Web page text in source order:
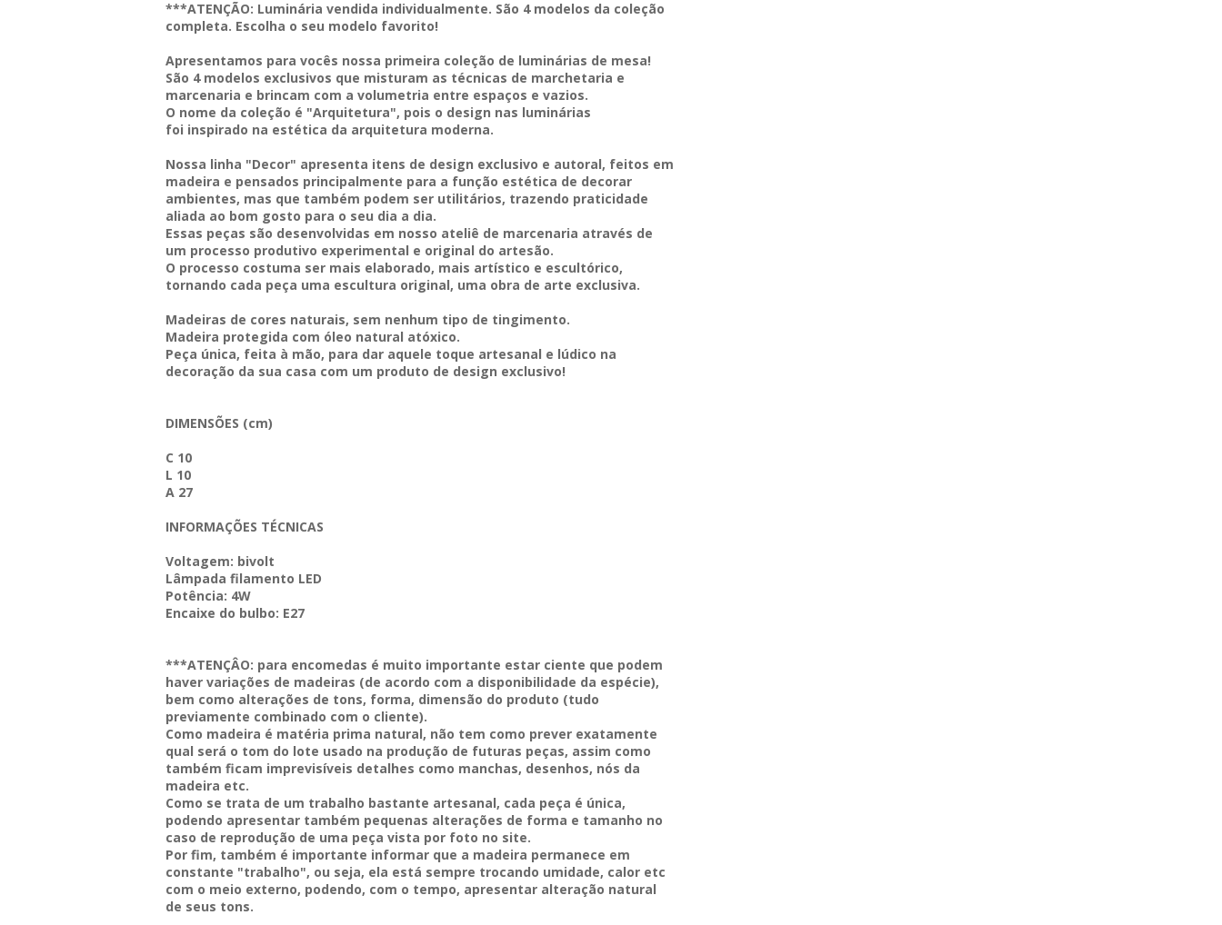
***ATENÇÃO: Luminária vendida individualmente. São 4 modelos da coleção
completa. Escolha o seu modelo favorito!
Apresentamos para vocês nossa primeira coleção de luminárias de mesa!
São 4 modelos exclusivos que misturam as técnicas de marchetaria e
marcenaria e brincam com a volumetria entre espaços e vazios.
O nome da coleção é "Arquitetura", pois o design nas luminárias
foi inspirado na estética da arquitetura moderna.
Nossa linha "Decor" apresenta itens de design exclusivo e autoral, feitos em
madeira e pensados principalmente para a função estética de decorar
ambientes, mas que também podem ser utilitários, trazendo praticidade
aliada ao bom gosto para o seu dia a dia.
Essas peças são desenvolvidas em nosso ateliê de marcenaria através de
um processo produtivo experimental e original do artesão.
O processo costuma ser mais elaborado, mais artístico e escultórico,
tornando cada peça uma escultura original, uma obra de arte exclusiva.
Madeiras de cores naturais, sem nenhum tipo de tingimento.
Madeira protegida com óleo natural atóxico.
Peça única, feita à mão, para dar aquele toque artesanal e lúdico na
decoração da sua casa com um produto de design exclusivo!
DIMENSÕES (cm)
C 10
L 10
A 27
INFORMAÇÕES TÉCNICAS
Voltagem: bivolt
Lâmpada filamento LED
Potência: 4W
Encaixe do bulbo: E27
***ATENÇÂO: para encomedas é muito importante estar ciente que podem
haver variações de madeiras (de acordo com a disponibilidade da espécie),
bem como alterações de tons, forma, dimensão do produto (tudo
previamente combinado com o cliente).
Como madeira é matéria prima natural, não tem como prever exatamente
qual será o tom do lote usado na produção de futuras peças, assim como
também ficam imprevisíveis detalhes como manchas, desenhos, nós da
madeira etc.
Como se trata de um trabalho bastante artesanal, cada peça é única,
podendo apresentar também pequenas alterações de forma e tamanho no
caso de reprodução de uma peça vista por foto no site.
Por fim, também é importante informar que a madeira permanece em
constante "trabalho", ou seja, ela está sempre trocando umidade, calor etc
com o meio externo, podendo, com o tempo, apresentar alteração natural
de seus tons.